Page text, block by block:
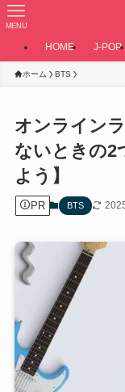
MENU
HOME J-POP
ホーム BTS
オンライン
ないときの2
よう】
PR BTS